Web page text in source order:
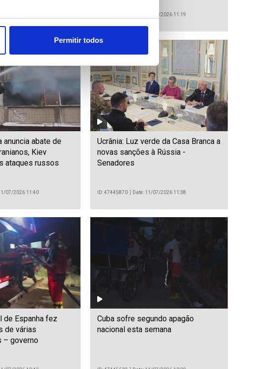
Permitir todos
Date: 12/07/2026 11:19
anuncia abate de
Kiev
ataques russos
07/2026 11:40
Ucrânia: Luz verde da Casa Branca a
novas sanções à Rússia -
Senadores
ID: 47445870 Date: 11/07/2026 11:38
de Espanha fez
de várias
– governo
Cuba sofre segundo apagão
nacional esta semana